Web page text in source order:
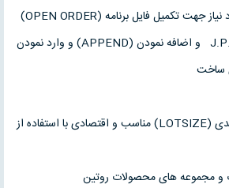
– استخراج داده های مورد نیاز جهت تکمیل فایل برنامه (OPEN ORDER)
از از فایلهای B.O.M و J.P.M و اضافه نمودن (APPEND) و وارد نمودن
ساخت
– تعیین اندازه دسته تولیدی (LOTSIZE) مناسب و اقتصادی با استفاده از
و مجموعه های محصولات روتین